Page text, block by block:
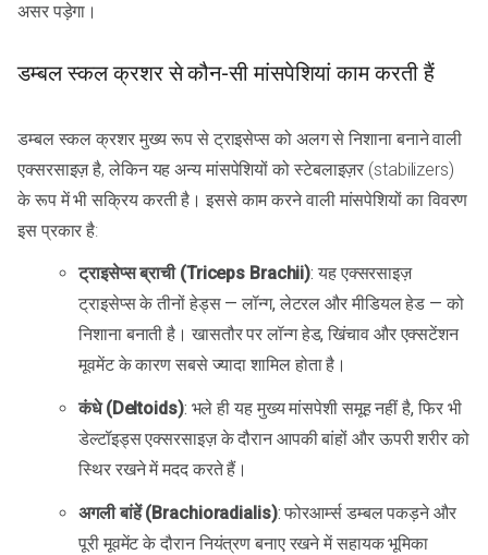
असर पड़ेगा।
डम्बल स्कल क्रशर से कौन-सी मांसपेशियां काम करती हैं
डम्बल स्कल क्रशर मुख्य रूप से ट्राइसेप्स को अलग से निशाना बनाने वाली
एक्सरसाइज़ है, लेकिन यह अन्य मांसपेशियों को स्टेबलाइज़र (stabilizers)
के रूप में भी सक्रिय करती है। इससे काम करने वाली मांसपेशियों का विवरण
इस प्रकार है:
ट्राइसेप्स ब्राची (Triceps Brachii): यह एक्सरसाइज़
ट्राइसेप्स के तीनों हेड्स — लॉन्ग, लेटरल और मीडियल हेड — को
निशाना बनाती है। खासतौर पर लॉन्ग हेड, खिंचाव और एक्सटेंशन
मूवमेंट के कारण सबसे ज्यादा शामिल होता है।
कंधे (Deltoids): भले ही यह मुख्य मांसपेशी समूह नहीं है, फिर भी
डेल्टॉइड्स एक्सरसाइज़ के दौरान आपकी बांहों और ऊपरी शरीर को
स्थिर रखने में मदद करते हैं।
अगली बांहें (Brachioradialis): फोरआर्म्स डम्बल पकड़ने और
पूरी मूवमेंट के दौरान नियंत्रण बनाए रखने में सहायक भूमिका